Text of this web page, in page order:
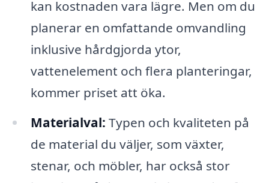
kan kostnaden vara lägre. Men om du
planerar en omfattande omvandling
inklusive hårdgjorda ytor,
vattenelement och flera planteringar,
kommer priset att öka.
Materialval: Typen och kvaliteten på
de material du väljer, som växter,
stenar, och möbler, har också stor